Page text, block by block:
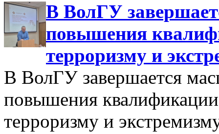
В ВолГУ
повышения
терроризму и
В ВолГУ завершается
повышения
терроризму и